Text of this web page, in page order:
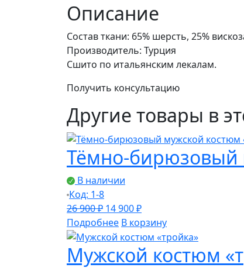
Описание
Состав ткани: 65% шерсть, 25%
Производитель: Турция
Сшито по итальянским лекалам.
Получить консультацию
Другие товары в
Тёмно-бирюзовый
В наличии
Код: 1-8
26 900₽ Первоначальная
цена
составляла
26
900 ₽.
14 900₽Текущая
цена:
14
900 ₽.
Подробнее В корзину
Мужской костюм